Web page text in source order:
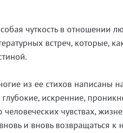
чуткость в отношении
встреч, которые,
из ее стихов написаны
глубокие, искренние,
человеческих чувствах,
и вновь возвращаться к